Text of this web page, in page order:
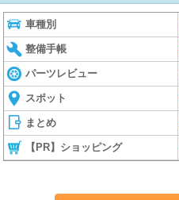
車種別
整備手帳
パーツレビュー
スポット
まとめ
【PR】ショッピング